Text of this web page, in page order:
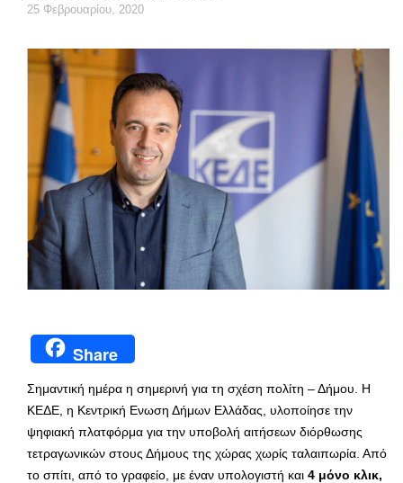
25 Φεβρουαρίου, 2020
Share
Σημαντική ημέρα η σημερινή για τη σχέση πολίτη – Δήμου. Η
ΚΕΔΕ, η Κεντρική Ενωση Δήμων Ελλάδας, υλοποίησε την
ψηφιακή πλατφόρμα για την υποβολή αιτήσεων διόρθωσης
τετραγωνικών στους Δήμους της χώρας χωρίς ταλαιπωρία. Από
το σπίτι, από το γραφείο, με έναν υπολογιστή και 4 μόνο κλικ,